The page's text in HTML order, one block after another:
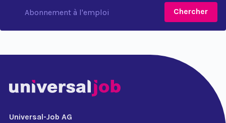
Chercher
Abonnement à l'emploi
Universal-Job AG